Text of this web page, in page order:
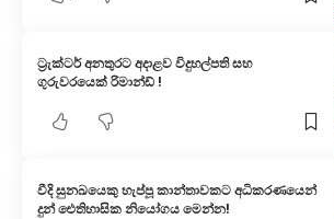
ට්‍රැක්ටර් අනතුරට අදාළව විදුහල්පති සහ
ගුරුවරයෙක් රිමාන්ඩ් !
වීදි සුනඛයෙකු හැප්පූ කාන්තාවකට අධිකරණයෙන්
දුන් ඓතිහාසික නියෝගය මෙන්න!